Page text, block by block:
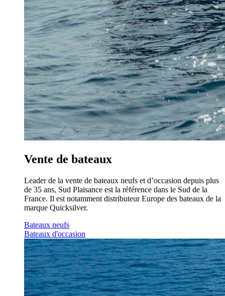
Vente de bateaux
Leader de la vente de bateaux neufs et d’occasion depuis plus
de 35 ans, Sud Plaisance est la référence dans le Sud de la
France. Il est notamment distributeur Europe des bateaux de la
marque Quicksilver.
Bateaux neufs
Bateaux d'occasion